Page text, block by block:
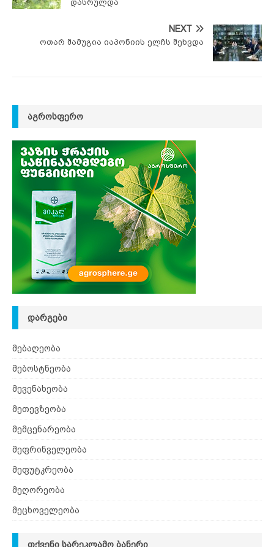
დასრულდა
NEXT
ოთარ შამუგია იაპონიის ელჩს შეხვდა
ᲐᲒᲠᲝᲡᲤᲔᲠᲝ
ᲓᲐᲠᲒᲔᲑᲘ
მებაღეობა
მებოსტნეობა
მევენახეობა
მეთევზეობა
მემცენარეობა
მეფრინველეობა
მეფუტკრეობა
მეღორეობა
მეცხოველეობა
ᲗᲥᲕᲔᲜᲘ ᲡᲐᲠᲔᲙᲚᲐᲛᲝ ᲑᲐᲜᲔᲠᲘ